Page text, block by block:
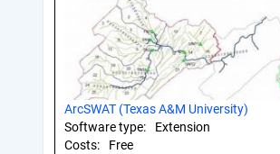
ArcSWAT (Texas A&M University)
Software type:
Extension
Costs:
Free